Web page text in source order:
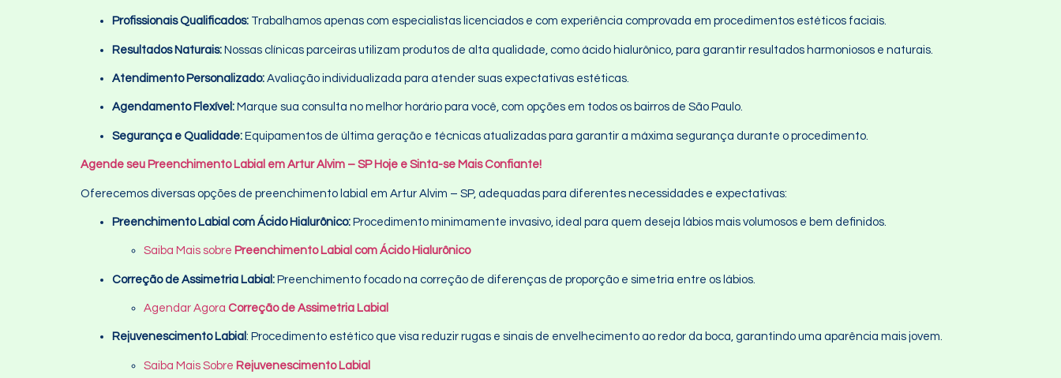
Profissionais Qualificados: Trabalhamos apenas com especialistas licenciados e com experiência comprovada em procedimentos estéticos faciais.
Resultados Naturais: Nossas clínicas parceiras utilizam produtos de alta qualidade, como ácido hialurônico, para garantir resultados harmoniosos e naturais.
Atendimento Personalizado: Avaliação individualizada para atender suas expectativas estéticas.
Agendamento Flexível: Marque sua consulta no melhor horário para você, com opções em todos os bairros de São Paulo.
Segurança e Qualidade: Equipamentos de última geração e técnicas atualizadas para garantir a máxima segurança durante o procedimento.
Agende seu Preenchimento Labial em Artur Alvim – SP Hoje e Sinta-se Mais Confiante!
Oferecemos diversas opções de preenchimento labial em Artur Alvim – SP, adequadas para diferentes necessidades e expectativas:
Preenchimento Labial com Ácido Hialurônico: Procedimento minimamente invasivo, ideal para quem deseja lábios mais volumosos e bem definidos.
Saiba Mais sobre Preenchimento Labial com Ácido Hialurônico
Correção de Assimetria Labial: Preenchimento focado na correção de diferenças de proporção e simetria entre os lábios.
Agendar Agora Correção de Assimetria Labial
Rejuvenescimento Labial : Procedimento estético que visa reduzir rugas e sinais de envelhecimento ao redor da boca, garantindo uma aparência mais jovem.
Saiba Mais Sobre Rejuvenescimento Labial